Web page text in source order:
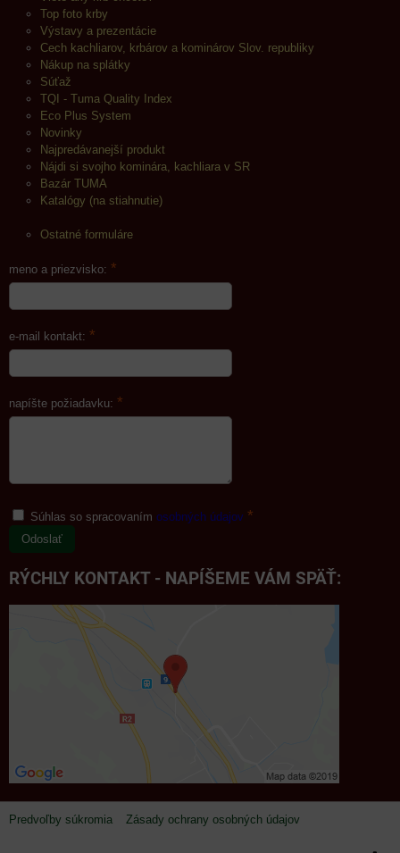
Top foto krby
Výstavy a prezentácie
Cech kachliarov, krbárov a kominárov Slov. republiky
Nákup na splátky
Súťaž
TQI - Tuma Quality Index
Eco Plus System
Novinky
Najpredávanejší produkt
Nájdi si svojho kominára, kachliara v SR
Bazár TUMA
Katalógy (na stiahnutie)
Ostatné formuláre
meno a priezvisko: *
e-mail kontakt: *
napíšte požiadavku: *
Súhlas so spracovaním osobných údajov *
Odoslať
RÝCHLY KONTAKT - NAPÍŠEME VÁM SPÄŤ:
Predvoľby súkromia Zásady ochrany osobných údajov